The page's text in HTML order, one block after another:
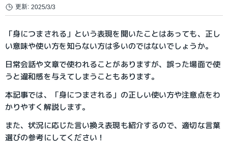
更新: 2025/3/3
「身につまされる」という表現を聞いたことはあっても、正し
い意味や使い方を知らない方は多いのではないでしょうか。
日常会話や文章で使われることがありますが、誤った場面で使
うと違和感を与えてしまうこともあります。
本記事では、「身につまされる」の正しい使い方や注意点をわ
かりやすく解説します。
また、状況に応じた言い換え表現も紹介するので、適切な言葉
選びの参考にしてください！